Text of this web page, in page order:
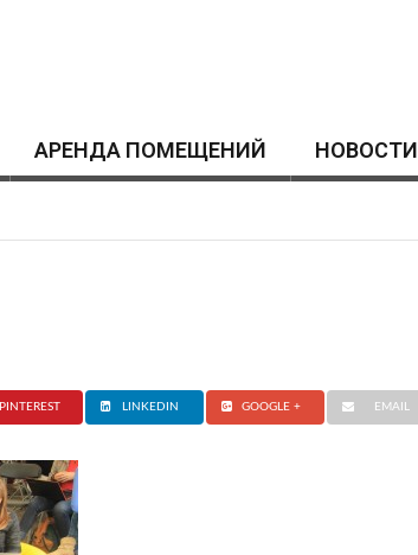
АРЕНДА ПОМЕЩЕНИЙ HОВОСТИ
PINTEREST LINKEDIN GOOGLE + EMAIL